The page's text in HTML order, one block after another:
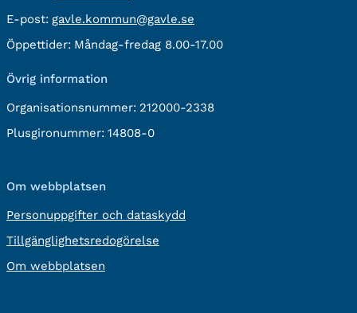
E-post: E-
post:
gavle.kommun@gavle.se
Öppettider: Måndag-fredag 8.00-17.00
Övrig information
Organisationsnummer: 212000-2338
Plusgironummer: 14808-0
Om webbplatsen
Personuppgifter och dataskydd
Tillgänglighetsredogörelse
Om webbplatsen